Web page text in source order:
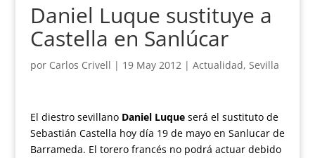
Daniel Luque sustituye a
Castella en Sanlúcar
por Carlos Crivell | 19 May 2012| Actualidad, Sevilla
El diestro sevillano Daniel Luque será el sustituto de
Sebastián Castella hoy día 19 de mayo en Sanlucar de
Barrameda. El torero francés no podrá actuar debido